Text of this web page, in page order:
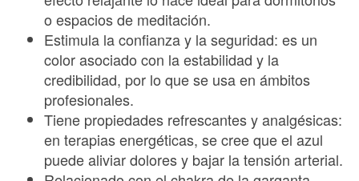
o espacios de meditación.
Estimula la confianza y la seguridad: es un
color asociado con la estabilidad y la
credibilidad, por lo que se usa en ámbitos
profesionales.
Tiene propiedades refrescantes y analgésicas:
en terapias energéticas, se cree que el azul
puede aliviar dolores y bajar la tensión arterial.